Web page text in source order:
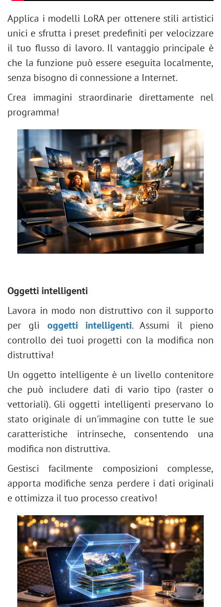
Applica i modelli LoRA per ottenere stili artistici
unici e sfrutta i preset predefiniti per velocizzare
il tuo flusso di lavoro. Il vantaggio principale è
che la funzione può essere eseguita localmente,
senza bisogno di connessione a Internet.
Crea immagini straordinarie direttamente nel
programma!
Oggetti intelligenti
Lavora in modo non distruttivo con il supporto
per gli oggetti intelligenti. Assumi il pieno
controllo dei tuoi progetti con la modifica non
distruttiva!
Un oggetto intelligente è un livello contenitore
che può includere dati di vario tipo (raster o
vettoriali). Gli oggetti intelligenti preservano lo
stato originale di un'immagine con tutte le sue
caratteristiche intrinseche, consentendo una
modifica non distruttiva.
Gestisci facilmente composizioni complesse,
apporta modifiche senza perdere i dati originali
e ottimizza il tuo processo creativo!